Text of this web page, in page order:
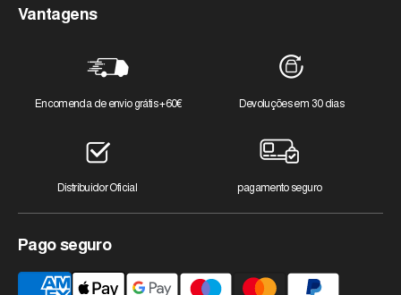
Vantagens
Encomenda de envio grátis +60€ Devoluções em 30 dias
Distribuidor Oficial pagamento seguro
Pago seguro
Métodos